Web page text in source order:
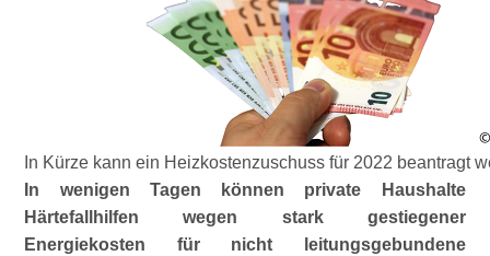
In Kürze kann ein Heizkostenzuschuss für 2022 beantragt
In wenigen Tagen können private Haushalte
Härtefallhilfen wegen stark gestiegener
Energiekosten für nicht leitungsgebundene